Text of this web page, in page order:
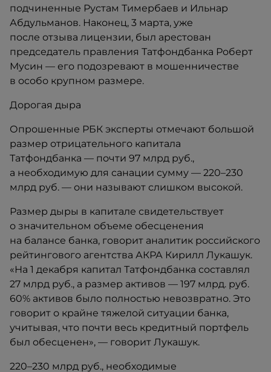
подчиненные Рустам Тимербаев​ и Ильнар
Абдульманов. Наконец, 3 марта, уже
после отзыва лицензии, был арестован
председатель правления Татфондбанка Роберт
Мусин — его подозревают в мошенничестве
в особо крупном размере.
Дорогая дыра
Опрошенные РБК эксперты отмечают большой
размер отрицательного капитала
Татфондбанка — почти 97 млрд руб.,
а необходимую для санации сумму — 220–230
млрд руб. — они называют слишком высокой.
Размер дыры в капитале свидетельствует
о значительном объеме обесценения
на балансе банка, говорит аналитик российского
рейтингового агентства АКРА Кирилл Лукашук.
«На 1 декабря капитал Татфондбанка составлял
27 млрд руб., а размер активов — 197 млрд. руб.
60% активов было полностью невозвратно. Это
говорит о крайне тяжелой ситуации банка,
учитывая, что почти весь кредитный портфель
был обесценен», — говорит Лукашук.
220–230 млрд руб., необходимые